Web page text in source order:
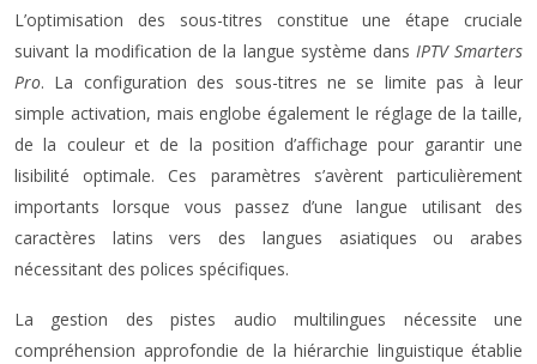
L’optimisation des sous-titres constitue une étape cruciale
suivant la modification de la langue système dans IPTV Smarters
Pro. La configuration des sous-titres ne se limite pas à leur
simple activation, mais englobe également le réglage de la taille,
de la couleur et de la position d’affichage pour garantir une
lisibilité optimale. Ces paramètres s’avèrent particulièrement
importants lorsque vous passez d’une langue utilisant des
caractères latins vers des langues asiatiques ou arabes
nécessitant des polices spécifiques.
La gestion des pistes audio multilingues nécessite une
compréhension approfondie de la hiérarchie linguistique établie